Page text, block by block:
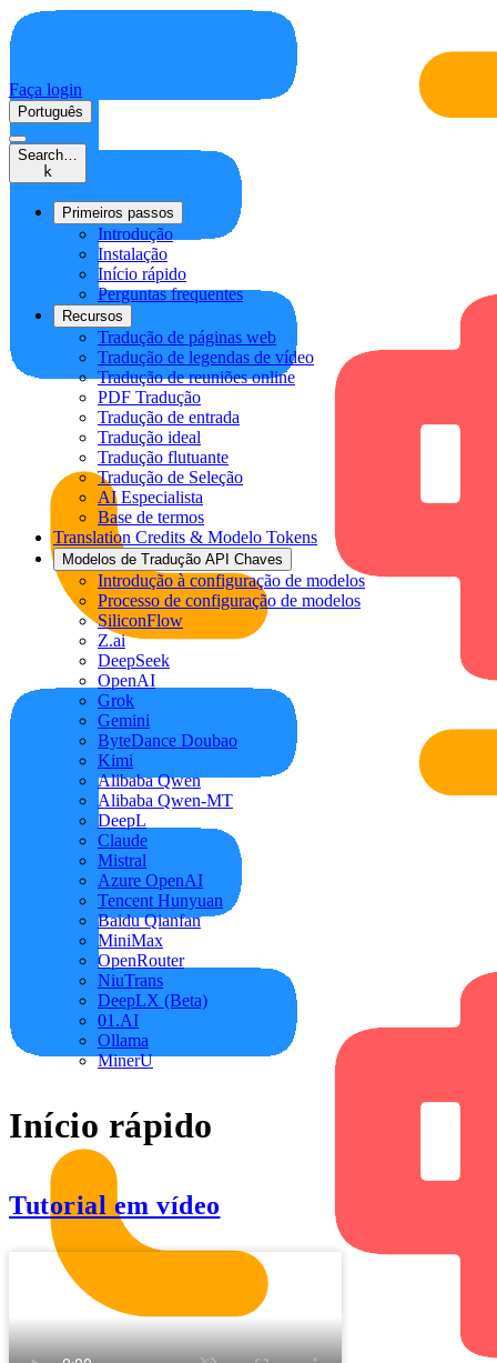
Faça login
Português
Search…
k
Primeiros passos
Introdução
Instalação
Início rápido
Perguntas frequentes
Recursos
Tradução de páginas web
Tradução de legendas de vídeo
Tradução de reuniões online
PDF Tradução
Tradução de entrada
Tradução ideal
Tradução flutuante
Tradução de Seleção
AI Especialista
Base de termos
Translation Credits & Modelo Tokens
Modelos de Tradução API Chaves
Introdução à configuração de modelos
Processo de configuração de modelos
SiliconFlow
Z.ai
DeepSeek
OpenAI
Grok
Gemini
ByteDance Doubao
Kimi
Alibaba Qwen
Alibaba Qwen-MT
DeepL
Claude
Mistral
Azure OpenAI
Tencent Hunyuan
Baidu Qianfan
MiniMax
OpenRouter
NiuTrans
DeepLX (Beta)
01.AI
Ollama
MinerU
Início rápido
Tutorial em vídeo